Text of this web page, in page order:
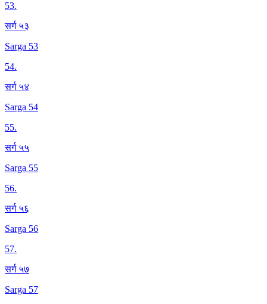
53.
सर्ग ५३
Sarga 53
54.
सर्ग ५४
Sarga 54
55.
सर्ग ५५
Sarga 55
56.
सर्ग ५६
Sarga 56
57.
सर्ग ५७
Sarga 57